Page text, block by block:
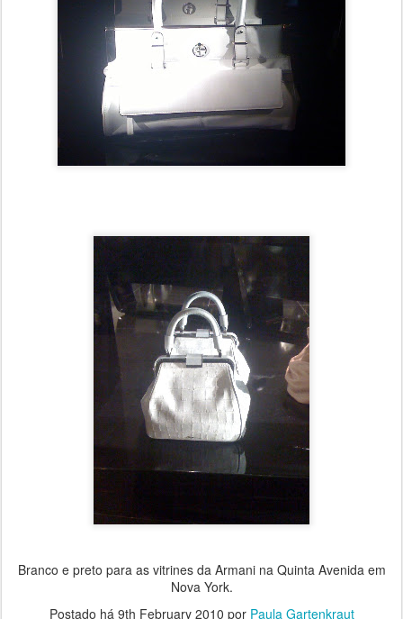
Branco e preto para as vitrines da Armani na Quinta Avenida em
Nova York.
Postado há 9th February 2010 por Paula Gartenkraut